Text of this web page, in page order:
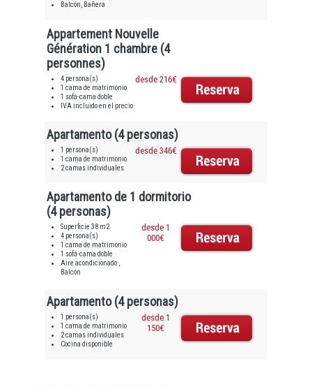
Balcón, Bañera
Appartement Nouvelle
Génération 1 chambre (4
personnes)
4 persona(s)
1 cama de matrimonio
1 sofá-cama doble
IVA incluido en el precio
desde 216€
Apartamento (4 personas)
1 persona(s)
1 cama de matrimonio
2 camas individuales
desde 346€
Apartamento de 1 dormitorio
(4 personas)
Superficie 38 m2
4 persona(s)
1 cama de matrimonio
1 sofá-cama doble
Aire acondicionado ,
Balcón
desde 1
000€
Apartamento (4 personas)
1 persona(s)
1 cama de matrimonio
2 camas individuales
Cocina disponible
desde 1
150€